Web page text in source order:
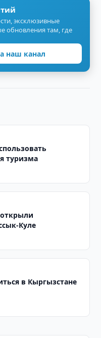
эксклюзивные
обновления там, где
наш канал
туризма
Куле
в Кыргызстане